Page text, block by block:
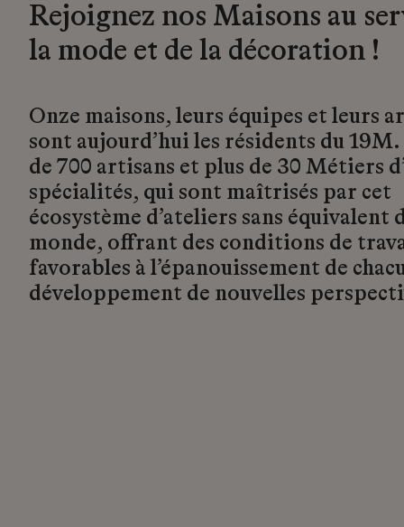
Rejoignez nos Maisons au
la mode et de la décoration !
Onze maisons, leurs équipes et leurs
sont aujourd’hui les résidents du
de 700 artisans et plus de 30 Métiers
spécialités, qui sont maîtrisés par cet
écosystème d’ateliers sans équivalent
monde, offrant des conditions de
favorables à l’épanouissement de
développement de nouvelles